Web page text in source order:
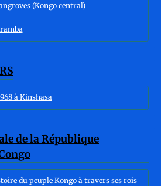
(Kongo central)
à Kinshasa
du peuple Kongo à travers ses rois